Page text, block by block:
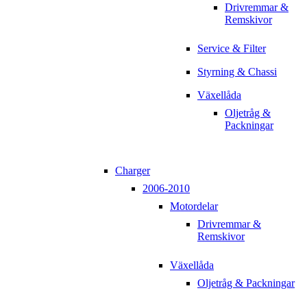
Drivremmar &
Remskivor
Service & Filter
Styrning & Chassi
Växellåda
Oljetråg &
Packningar
Charger
2006-2010
Motordelar
Drivremmar &
Remskivor
Växellåda
Oljetråg & Packningar